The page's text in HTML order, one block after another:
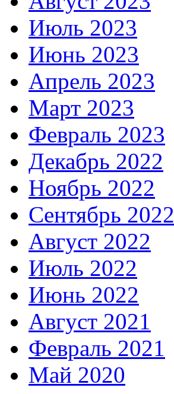
Июль 2023
Июнь 2023
Апрель 2023
Март 2023
Февраль 2023
Декабрь 2022
Ноябрь 2022
Сентябрь 2022
Август 2022
Июль 2022
Июнь 2022
Август 2021
Февраль 2021
Май 2020